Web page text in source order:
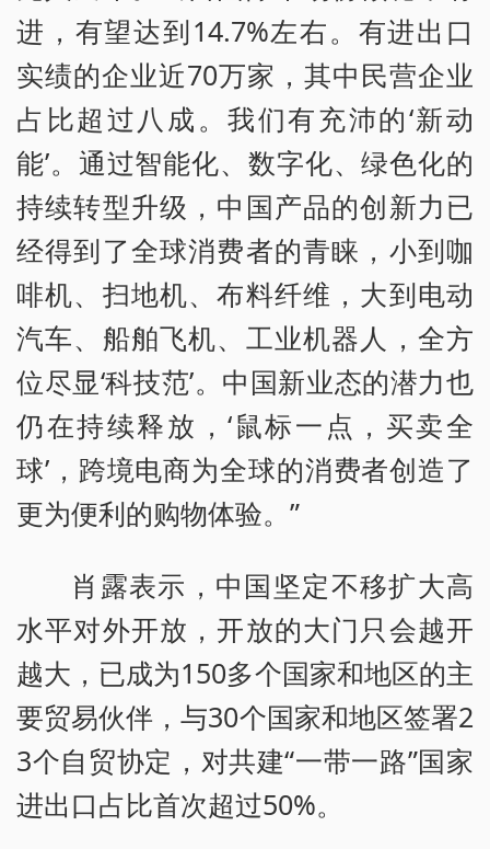
进，有望达到14.7%左右。有进出口
实绩的企业近70万家，其中民营企业
占比超过八成。我们有充沛的‘新动
能’。通过智能化、数字化、绿色化的
持续转型升级，中国产品的创新力已
经得到了全球消费者的青睐，小到咖
啡机、扫地机、布料纤维，大到电动
汽车、船舶飞机、工业机器人，全方
位尽显‘科技范’。中国新业态的潜力也
仍在持续释放，‘鼠标一点，买卖全
球’，跨境电商为全球的消费者创造了
更为便利的购物体验。”
肖露表示，中国坚定不移扩大高
水平对外开放，开放的大门只会越开
越大，已成为150多个国家和地区的主
要贸易伙伴，与30个国家和地区签署2
3个自贸协定，对共建“一带一路”国家
进出口占比首次超过50%。